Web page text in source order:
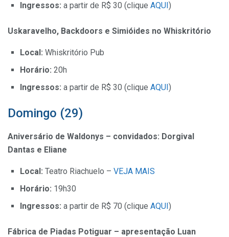
Ingressos: a partir de R$ 30 (clique AQUI)
Uskaravelho, Backdoors e Simióides no Whiskritório
Local: Whiskritório Pub
Horário: 20h
Ingressos: a partir de R$ 30 (clique AQUI)
Domingo (29)
Aniversário de Waldonys – convidados: Dorgival
Dantas e Eliane
Local: Teatro Riachuelo – VEJA MAIS
Horário: 19h30
Ingressos: a partir de R$ 70 (clique AQUI)
Fábrica de Piadas Potiguar – apresentação Luan